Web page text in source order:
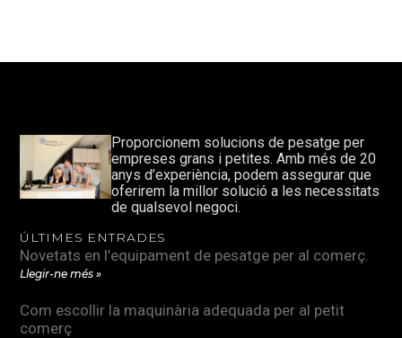
Proporcionem solucions de pesatge per
empreses grans i petites. Amb més de 20
anys d’experiència, podem assegurar que
oferirem la millor solució a les necessitats
de qualsevol negoci.
ÚLTIMES ENTRADES
Novetats en l’equipament de pesatge per al comerç.
Llegir-ne més »
Com escollir la maquinària adequada per al petit
comerç